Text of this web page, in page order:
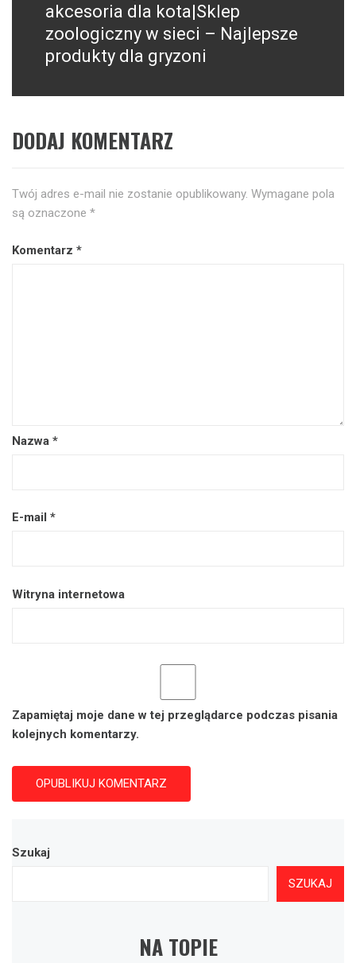
akcesoria dla kota|Sklep
zoologiczny w sieci – Najlepsze
produkty dla gryzoni
DODAJ KOMENTARZ
Twój adres e-mail nie zostanie opublikowany. Wymagane pola
są oznaczone *
Komentarz *
Nazwa *
E-mail *
Witryna internetowa
Zapamiętaj moje dane w tej przeglądarce podczas pisania
kolejnych komentarzy.
Szukaj
SZUKAJ
NA TOPIE